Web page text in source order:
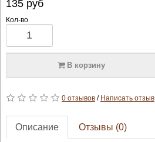
135руб
Кол-во
В корзину
0 отзывов/ Написать отзыв
Описание Отзывы (0)